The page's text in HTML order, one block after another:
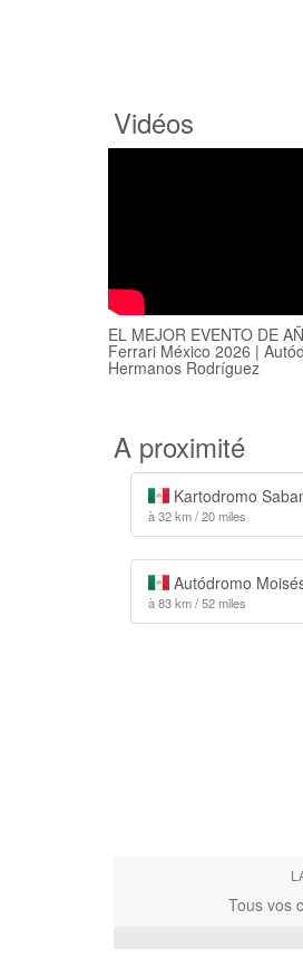
Vidéos
EL MEJOR EVENTO DE
Ferrari México 2026 |
Hermanos Rodríguez
A proximité
Kartodromo
à 32 km / 20 miles
Autódromo
à 83 km / 52 miles
Tous vos